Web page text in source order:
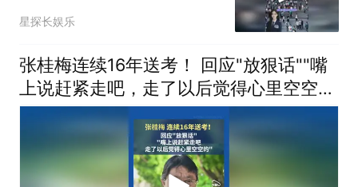
艺术工作者
星探长娱乐
张桂梅连续16年送考！ 回应"放狠话""嘴
上说赶紧走吧，走了以后觉得心里空空
的"